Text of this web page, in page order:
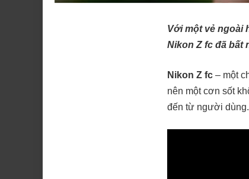
Với một vẻ ngoài
Nikon Z fc đã bất
Nikon Z fc – một
nên một cơn sốt
đến từ người dùng.